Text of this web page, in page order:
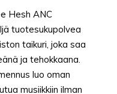
Hesh ANC
tuotesukupolvea
taikuri, joka saa
ja tehokkaana.
luo oman
musiikkiin ilman